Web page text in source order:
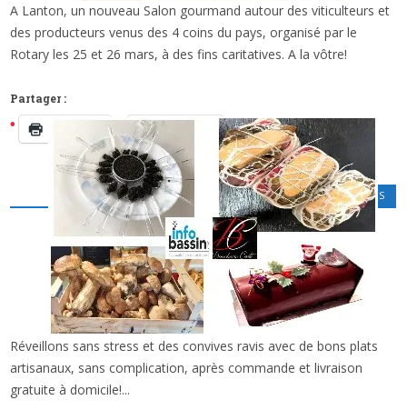
« BASSIN EN VIGNES » 2023: UN SALON DÉDIÉ
AU VIN ET AUX PRODUITS TERROIRS… A LA
VÔTRE!
x
A Lanton, un nouveau Salon gourmand autour des viticulteurs et
des producteurs venus des 4 coins du pays, organisé par le
Rotary les 25 et 26 mars, à des fins caritatives. A la vôtre!
Partager :
GASTRONOMIE,LOISIRS CULTURELS
DES IDÉES REPAS POUR LES FÊTES SUR LE
BASSIN !
x
Réveillons sans stress et des convives ravis avec de bons plats
artisanaux, sans complication, après commande et livraison
gratuite à domicile!...